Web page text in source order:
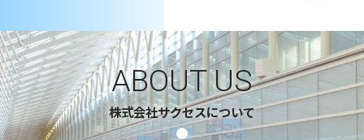
ABOUT US
株式会社サクセスについて